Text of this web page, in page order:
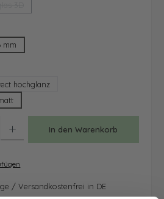
ist zurzeit nicht verfügbar.)
mm
hochglanz
In den Warenkorb
/ Versandkostenfrei in DE